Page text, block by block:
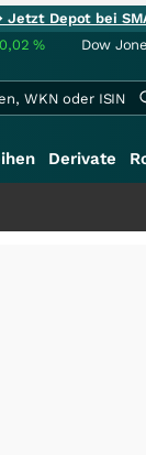
Jetzt Depot bei
% Dow
Derivate